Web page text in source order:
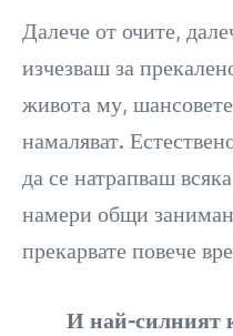
Далече от очите,
изчезваш за
живота му,
намаляват.
да се натрапваш
намери общи
прекарвате повече
И най-силният